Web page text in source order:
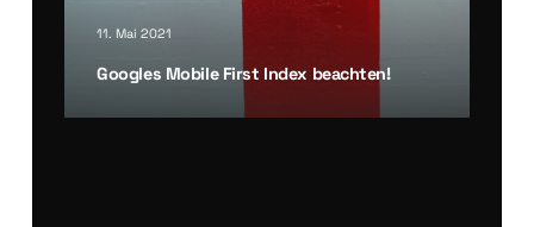
11. Mai 2021
Goo­gles Mobi­le First Index beach­ten!